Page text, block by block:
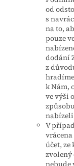
od
s
na to,
pouze
dodání
z
k Nám,
ve výši
V
účet,
zvolený
nebude